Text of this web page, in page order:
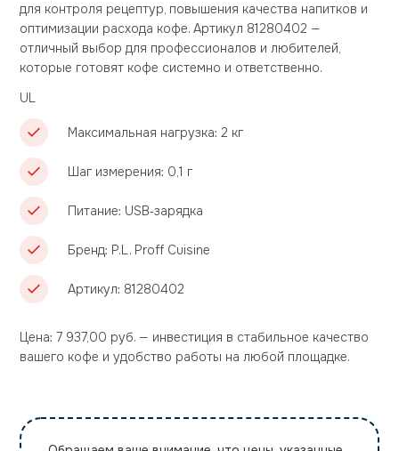
для контроля рецептур, повышения качества напитков и
оптимизации расхода кофе. Артикул 81280402 —
отличный выбор для профессионалов и любителей,
которые готовят кофе системно и ответственно.
UL
Максимальная нагрузка: 2 кг
Шаг измерения: 0,1 г
Питание: USB‑зарядка
Бренд: P.L. Proff Cuisine
Артикул: 81280402
Цена: 7 937,00 руб. — инвестиция в стабильное качество
вашего кофе и удобство работы на любой площадке.